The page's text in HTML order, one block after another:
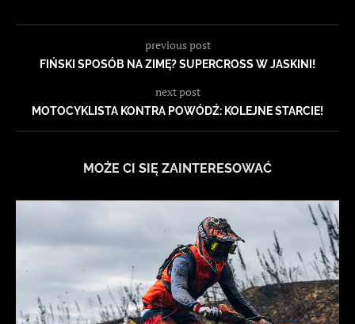
previous post
FIŃSKI SPOSÓB NA ZIMĘ? SUPERCROSS W JASKINI!
next post
MOTOCYKLISTA KONTRA POWÓDŹ: KOLEJNE STARCIE!
MOŻE CI SIĘ ZAINTERESOWAĆ